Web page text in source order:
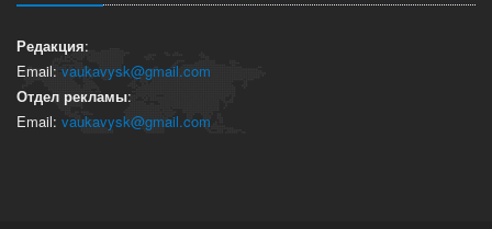
Редакция:
Email: vaukavysk@gmail.com
Отдел рекламы:
Email: vaukavysk@gmail.com